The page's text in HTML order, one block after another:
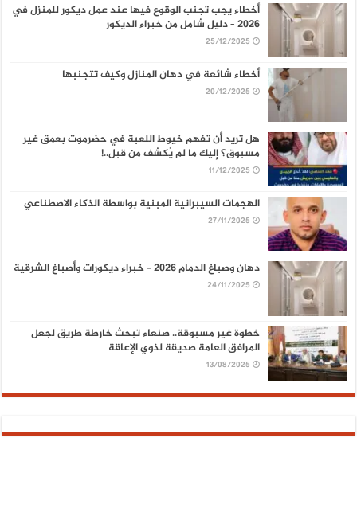
أخطاء يجب تجنب الوقوع فيها عند عمل ديكور للمنزل في
2026 – دليل شامل من خبراء الديكور
25/12/2025
أخطاء شائعة في دهان المنازل وكيف تتجنبها
20/12/2025
هل تريد أن تفهم خيوط اللعبة في حضرموت بعمق غير
مسبوق؟ إليك ما لم يُكشف من قبل..!
11/12/2025
الهجمات السيبرانية المبنية بواسطة الذكاء الاصطناعي
27/11/2025
دهان وصباغ الدمام 2026 – خبراء ديكورات وأصباغ الشرقية
24/11/2025
خطوة غير مسبوقة.. صنعاء تبحث خارطة طريق لجعل
المرافق العامة صديقة لذوي الإعاقة
13/08/2025